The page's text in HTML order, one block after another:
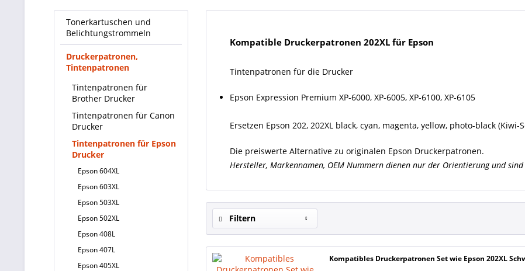
Tonerkartuschen und
Belichtungstrommeln
Druckerpatronen,
Tintenpatronen
Tintenpatronen für
Brother Drucker
Tintenpatronen für Canon
Drucker
Tintenpatronen für Epson
Drucker
Epson 604XL
Epson 603XL
Epson 503XL
Epson 502XL
Epson 408L
Epson 407L
Epson 405XL
Kompatible Druckerpatronen 202XL für Epson
Tintenpatronen für die Drucker
Epson Expression Premium XP-6000, XP-6005, XP-6100, XP-6105
Ersetzen Epson 202, 202XL black, cyan, magenta, yellow, photo-black (Kiwi-
Die preiswerte Alternative zu originalen Epson Druckerpatronen.
Hersteller, Markennamen, OEM Nummern dienen nur der Orientierung und
Filtern
Kompatibles Druckerpatronen Set wie Epson 202XL